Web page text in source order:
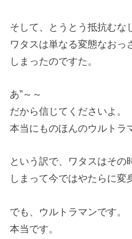
そして、とうとう抵抗むな
ワタスは単なる変態なおっ
しまったのですた。
あ”～～
だから信じてくださいよ。
本当にものほんのウルトラ
という訳で、ワタスはその
しまって今ではやたらに変
でも、ウルトラマンです。
本当です。